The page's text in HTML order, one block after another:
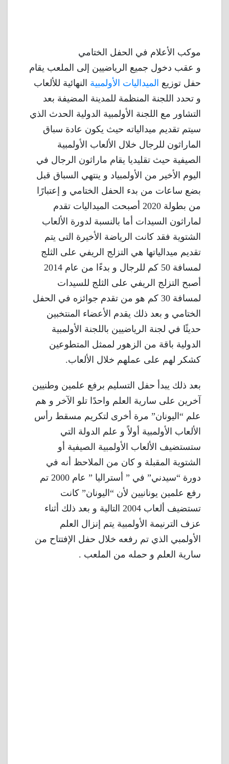
موكب الأعلام في الحفل الختامي
و عقب دخول جميع الرياضيين إلى الملعب يقام
حفل توزيع الميداليات الأولمبية النهائية للألعاب
و تحدد اللجنة المنظمة للمدينة المضيفة بعد
التشاور مع اللجنة الأولمبية الدولية الحدث الذي
سيتم تقديم ميدالياته حيث يكون عادة سباق
الماراثون للرجال خلال الألعاب الأولمبية
الصيفية حيث تقليديا يقام ماراثون الرجال في
اليوم الأخير من الأولمبياد و ينتهي السباق قبل
بضع ساعات من بدء الحفل الختامي و إعتبارًا
من بطولة 2020 أصبحت الميداليات تقدم
لماراثون السيدات أما بالنسبة لدورة الألعاب
الشتوية فقد كانت الرياضة الأخيرة التى يتم
تقديم ميدالياتها هي التزلج الريفي على الثلج
لمسافة 50 كم للرجال و بدءًا من عام 2014
أصبح التزلج الريفي على الثلج للسيدات
لمسافة 30 كم هو من تقدم جوائزه في الحفل
الختامي و بعد ذلك يقدم الأعضاء المنتخبين
حديثًا في لجنة الرياضيين باللجنة الأولمبية
الدولية باقة من الزهور لممثل المتطوعين
كشكر لهم على عملهم خلال الألعاب.
بعد ذلك يبدأ حفل التسليم برفع علمين وطنيين
آخرين على سارية العلم واحدًا تلو الآخر و هم
علم “اليونان” مرة أخرى لتكريم مسقط رأس
الألعاب الأولمبية أولاً و علم الدولة التي
ستستضيف الألعاب الأولمبية الصيفية أو
الشتوية المقبلة و كان من الملاحظ أنه في
دورة “سيدني” في ” أستراليا ” عام 2000 تم
رفع علمين يونانيين لأن “اليونان” كانت
تستضيف ألعاب 2004 التالية و بعد ذلك أثناء
عزف الترنيمة الأولمبية يتم إنزال العلم
الأولمبي الذي تم رفعه خلال حفل الإفتتاح من
سارية العلم و حمله من الملعب .